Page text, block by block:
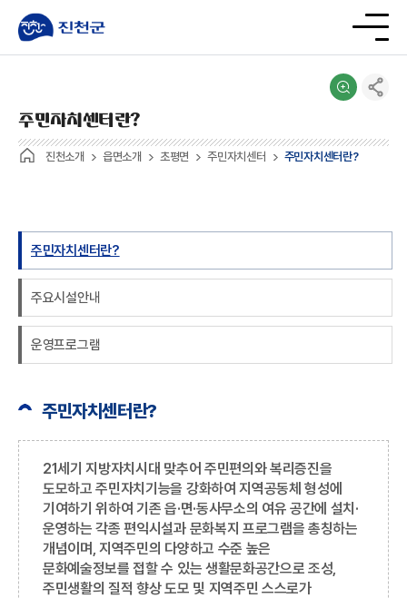
진천소개 읍면소개 초평면 주민자치센터 주민자치센터란?
주민자치센터란?
주민자치센터란?
주요시설안내
운영프로그램
주민자치센터란?
21세기 지방자치시대 맞추어 주민편의와 복리증진을
도모하고 주민자치기능을 강화하여 지역공동체 형성에
기여하기 위하여 기존 읍·면·동사무소의 여유 공간에 설치·
운영하는 각종 편익시설과 문화복지 프로그램을 총칭하는
개념이며, 지역주민의 다양하고 수준 높은
문화예술정보를 접할 수 있는 생활문화공간으로 조성,
주민생활의 질적 향상 도모 및 지역주민 스스로가